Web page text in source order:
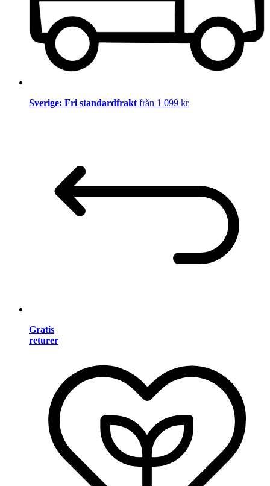
Sverige: Fri standardfrakt från 1 099 kr
Gratis
returer